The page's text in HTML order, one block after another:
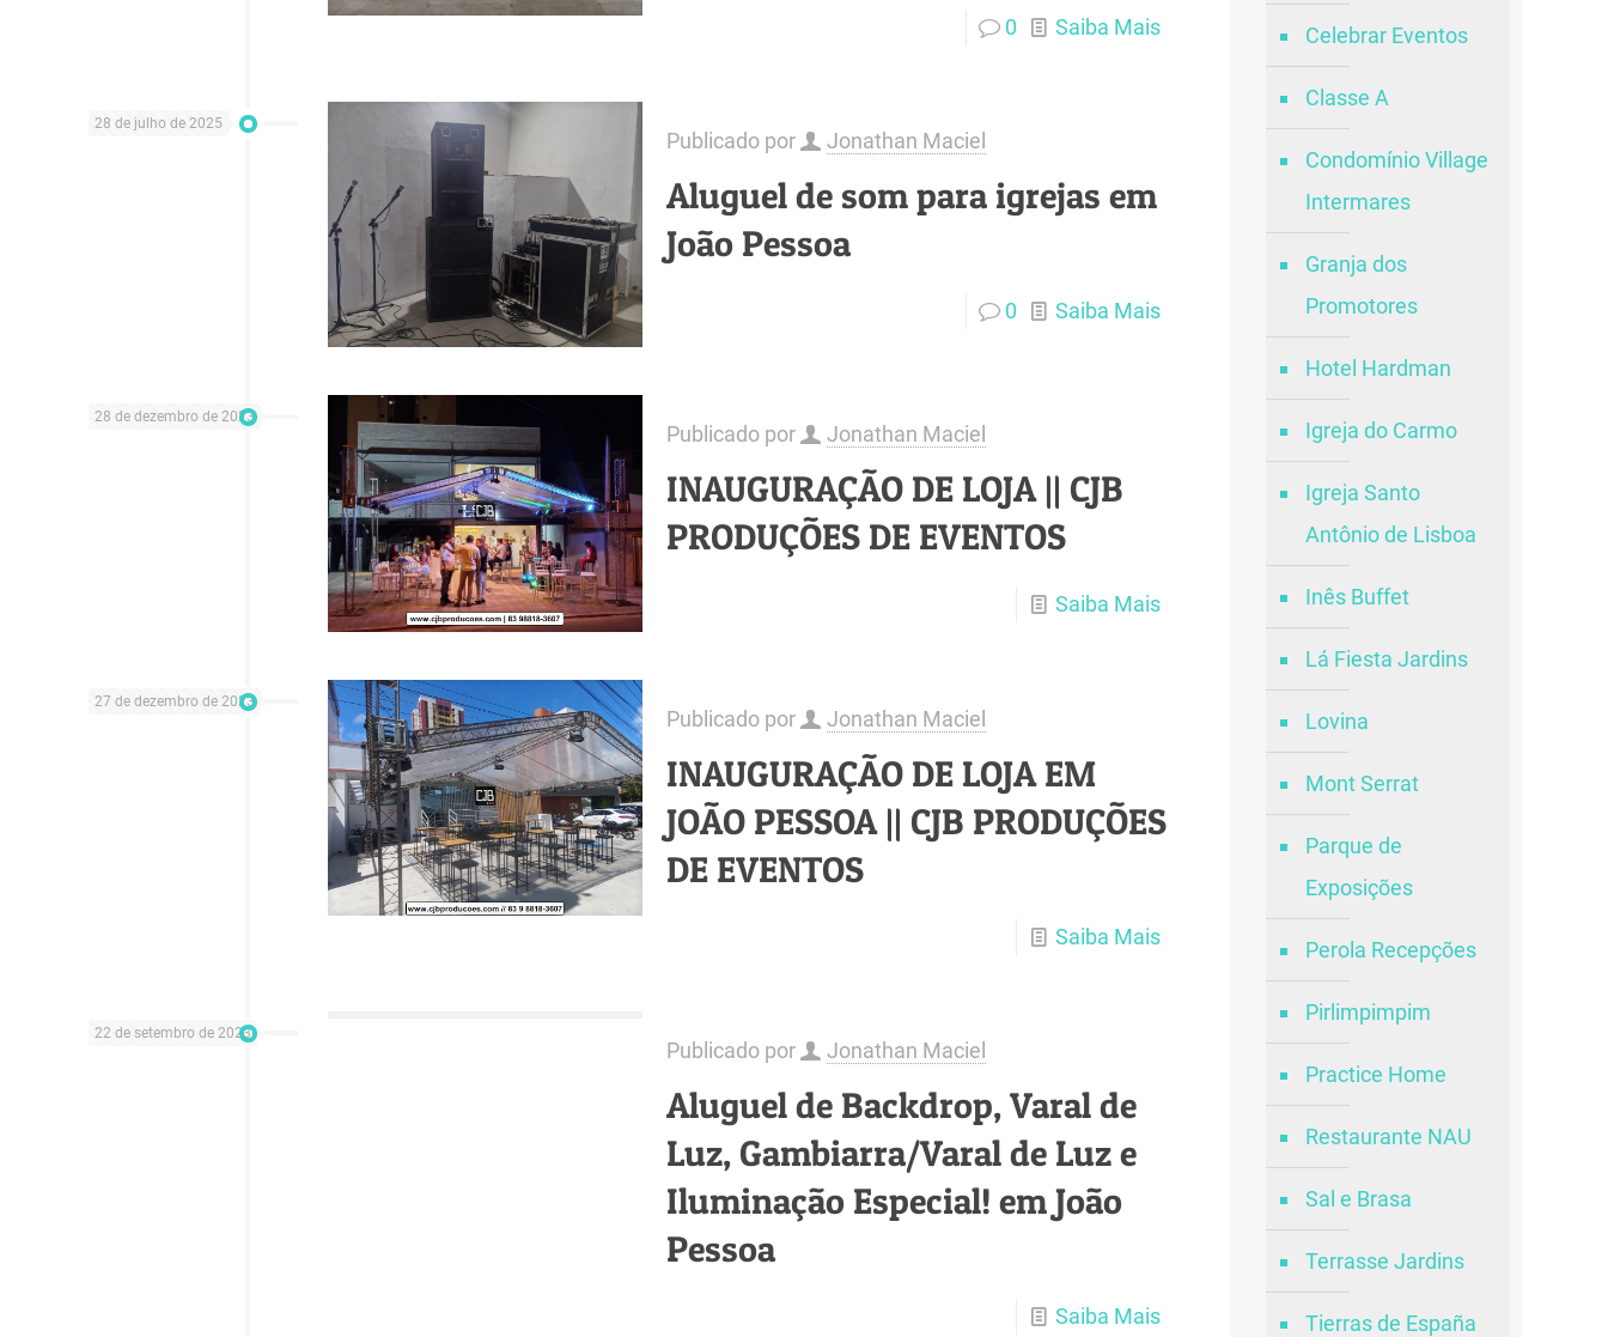
0 Saiba Mais
28 de julho de 2025
Publicado por Jonathan Maciel
Aluguel de som para igrejas em
João Pessoa
0 Saiba Mais
28 de dezembro de 2023
Publicado por Jonathan Maciel
INAUGURAÇÃO DE LOJA || CJB
PRODUÇÕES DE EVENTOS
Saiba Mais
27 de dezembro de 2023
Publicado por Jonathan Maciel
INAUGURAÇÃO DE LOJA EM
JOÃO PESSOA || CJB PRODUÇÕES
DE EVENTOS
Saiba Mais
22 de setembro de 2023
Publicado por Jonathan Maciel
Aluguel de Backdrop, Varal de
Luz, Gambiarra/Varal de Luz e
Iluminação Especial! em João
Pessoa
Saiba Mais
Celebrar Eventos
Classe A
Condomínio Village
Intermares
Granja dos
Promotores
Hotel Hardman
Igreja do Carmo
Igreja Santo
Antônio de Lisboa
Inês Buffet
Lá Fiesta Jardins
Lovina
Mont Serrat
Parque de
Exposições
Perola Recepções
Pirlimpimpim
Practice Home
Restaurante NAU
Sal e Brasa
Terrasse Jardins
Tierras de España